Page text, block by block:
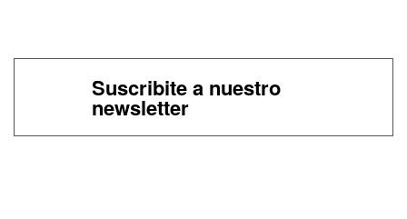
Suscribite a nuestro
newsletter